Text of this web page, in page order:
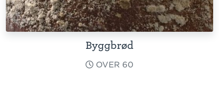
Byggbrød
OVER 60